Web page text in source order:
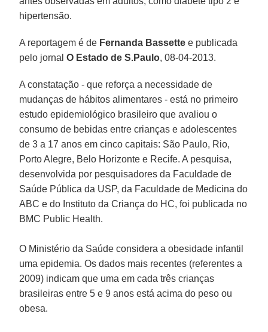
hipertensão.
A reportagem é de Fernanda Bassette e publicada
pelo jornalO Estado de S.Paulo, 08-04-2013.
A constatação - que reforça a necessidade de
mudanças de hábitos alimentares - está no primeiro
estudo epidemiológico brasileiro que avaliou o
consumo de bebidas entre crianças e adolescentes
de 3 a 17 anos em cinco capitais: São Paulo, Rio,
Porto Alegre, Belo Horizonte e Recife. A pesquisa,
desenvolvida por pesquisadores da Faculdade de
Saúde Pública da USP, da Faculdade de Medicina do
ABC e do Instituto da Criança do HC, foi publicada no
BMC Public Health.
O Ministério da Saúde considera a obesidade infantil
uma epidemia. Os dados mais recentes (referentes a
2009) indicam que uma em cada três crianças
brasileiras entre 5 e 9 anos está acima do peso ou
obesa.